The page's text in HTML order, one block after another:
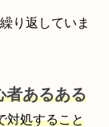
り返していま
者あるある
対処すること